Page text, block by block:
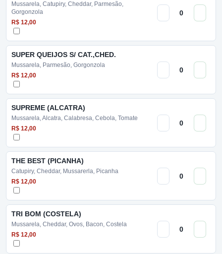
Mussarela, Catupiry, Cheddar, Parmesão,
Gorgonzola
R$ 12,00
SUPER QUEIJOS S/ CAT.,CHED.
Mussarela, Parmesão, Gorgonzola
R$ 12,00
SUPREME (ALCATRA)
Mussarela, Alcatra, Calabresa, Cebola, Tomate
R$ 12,00
THE BEST (PICANHA)
Catupiry, Cheddar, Mussarerla, Picanha
R$ 12,00
TRI BOM (COSTELA)
Mussarela, Cheddar, Ovos, Bacon, Costela
R$ 12,00